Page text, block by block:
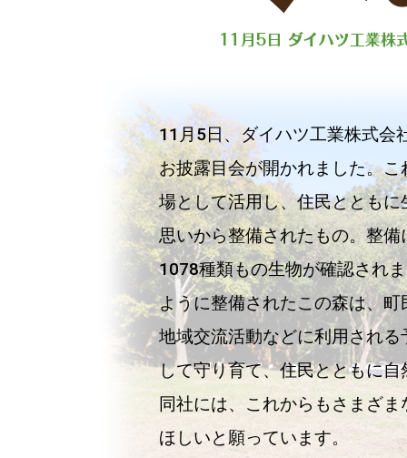
11月5日、ダイハツ工業株式会
お披露目会が開かれました。
場として活用し、住民ととも
思いから整備されたもの。整
1078種類もの生物が確認され
ように整備されたこの森は、
地域交流活動などに利用され
して守り育て、住民とともに
同社には、これからもさまざ
ほしいと願っています。